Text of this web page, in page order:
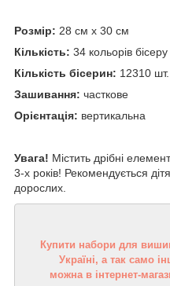
Розмір: 28 см х 30 см
Кількість: 34 кольорів бісеру
Кількість бісерин: 12310 шт.
Зашивання: часткове
Орієнтація: вертикальна
Увага! Містить дрібні
3-х років! Рекомендується
дорослих.
Купити набори для
Україні, а так само
можна в інтернет-